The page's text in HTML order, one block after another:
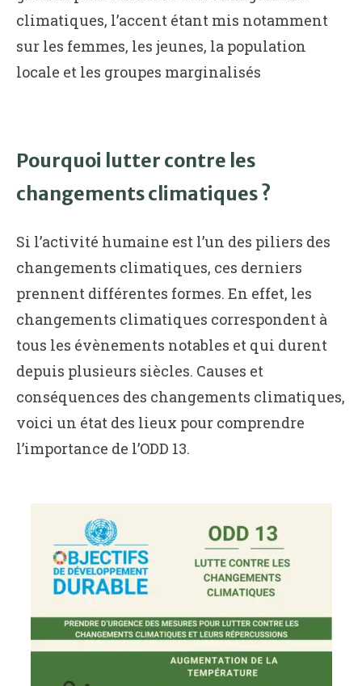
climatiques, l’accent étant mis notamment
sur les femmes, les jeunes, la population
locale et les groupes marginalisés
Pourquoi lutter contre les
changements climatiques ?
Si l’activité humaine est l’un des piliers des
changements climatiques, ces derniers
prennent différentes formes. En effet, les
changements climatiques correspondent à
tous les évènements notables et qui durent
depuis plusieurs siècles. Causes et
conséquences des changements climatiques,
voici un état des lieux pour comprendre
l’importance de l’ODD 13.